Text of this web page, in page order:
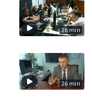
26 min
26 min